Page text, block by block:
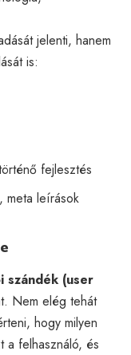
jelenti, hanem
is:
fejlesztés
meta leírások
szándék (user
Nem elég tehát
hogy milyen
a felhasználó, és